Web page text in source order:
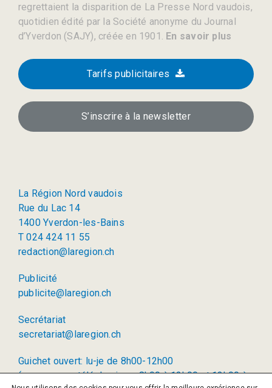
regrettaient la disparition de La Presse Nord vaudois,
quotidien édité par la Société anonyme du Journal
d’Yverdon (SAJY), créée en 1901. En savoir plus
Tarifs publicitaires
S’inscrire à la newsletter
La Région Nord vaudois
Rue du Lac 14
1400 Yverdon-les-Bains
T 024 424 11 55
redaction@laregion.ch
Publicité
publicite@laregion.ch
Secrétariat
secretariat@laregion.ch
Guichet ouvert: lu-je de 8h00-12h00
(permanence téléphonique: 8h00 à 12h00 et 13h00 à